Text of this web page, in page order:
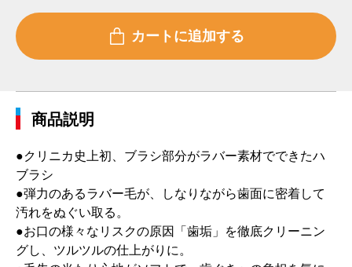
商品説明
●クリニカ史上初、ブラシ部分がラバー素材でできたハ
ブラシ
●弾力のあるラバー毛が、しなりながら歯面に密着して
汚れをぬぐい取る。
●お口の様々なリスクの原因「歯垢」を徹底クリーニン
グし、ツルツルの仕上がりに。